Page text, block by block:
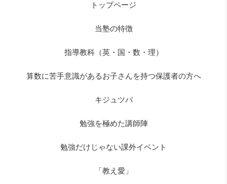
トップページ
当塾の特徴
指導教科（英・国・数・理）
算数に苦手意識があるお子さんを持つ保護者の方へ
キジュツバ
勉強を極めた講師陣
勉強だけじゃない課外イベント
「教え愛」